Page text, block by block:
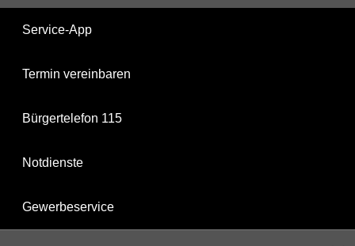
Service-App
Termin vereinbaren
Bürgertelefon 115
Notdienste
Gewerbeservice